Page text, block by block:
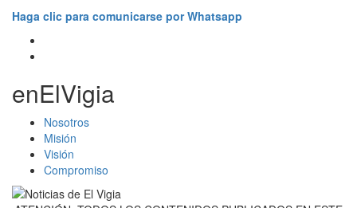
Haga clic para comunicarse por Whatsapp
enElVigia
Nosotros
Misión
Visión
Compromiso